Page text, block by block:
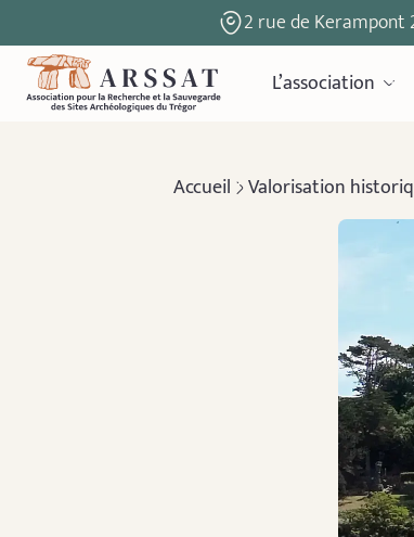
2 rue de Kerampont
L’association
Accueil Valorisation